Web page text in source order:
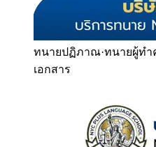
ทนายปฏิภาณ·ทนายผู้ทำ
เอกสาร